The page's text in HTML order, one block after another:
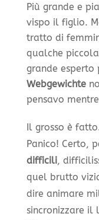
Più grande e
vispo il figlio.
tratto di
qualche
grande esperto
Webgewichte
pensavo
Il grosso è
Panico! Certo,
difficili,
quel brutto
dire animare
sincronizzare il